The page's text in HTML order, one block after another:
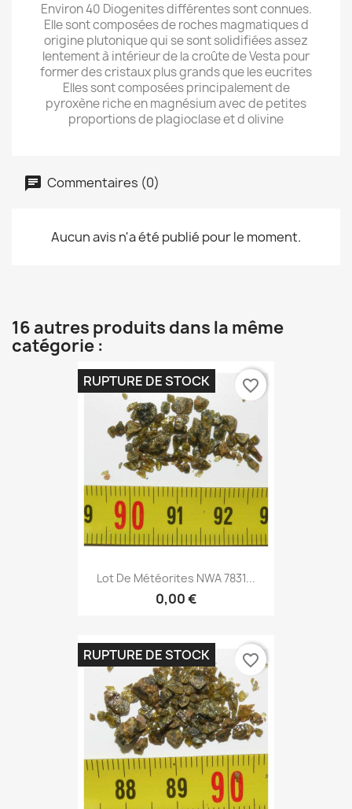
Environ 40 Diogenites différentes sont connues.
Elle sont composées de roches magmatiques d
origine plutonique qui se sont solidifiées assez
lentement à intérieur de la croûte de Vesta pour
former des cristaux plus grands que les eucrites
Elles sont composées principalement de
pyroxène riche en magnésium avec de petites
proportions de plagioclase et d olivine
Commentaires (0)
Aucun avis n'a été publié pour le moment.
16 autres produits dans la même
catégorie :
Lot De Météorites NWA 7831...
0,00 €
RUPTURE DE STOCK favorite_border
RUPTURE DE STOCK favorite_border